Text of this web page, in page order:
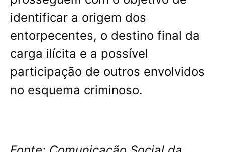
identificar a origem dos
entorpecentes, o destino final da
carga ilícita e a possível
participação de outros envolvidos
no esquema criminoso.